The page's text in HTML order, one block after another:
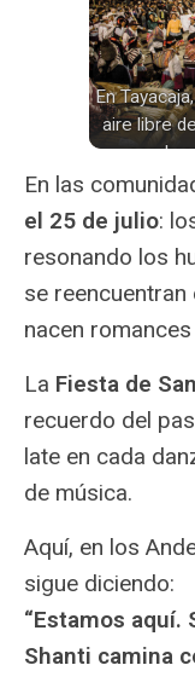
En
aire libre
chaleco
de una
En las
el 25 de julio:
resonando los
se reencuentran
nacen
La Fiesta de
recuerdo del
late en cada
de música.
Aquí, en los
sigue diciendo:
“Estamos aquí.
Shanti camina